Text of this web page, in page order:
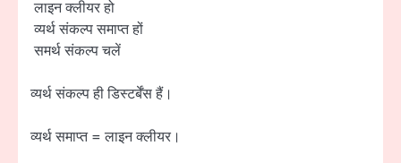
लाइन क्लीयर हो
व्यर्थ संकल्प समाप्त हों
समर्थ संकल्प चलें
व्यर्थ संकल्प ही डिस्टर्बेंस हैं।
व्यर्थ समाप्त = लाइन क्लीयर।